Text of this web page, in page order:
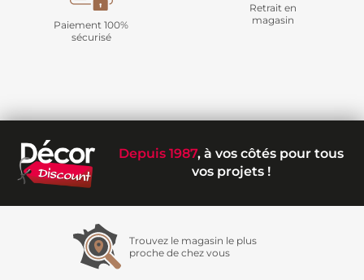
Paiement 100%
sécurisé
Retrait en
magasin
Depuis 1987, à vos côtés pour tous
vos projets !
Trouvez le magasin le plus
proche de chez vous